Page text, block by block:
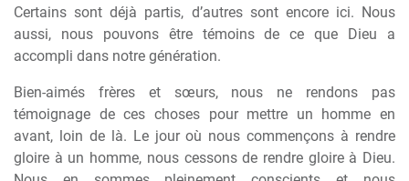
Certains sont déjà partis, d’autres sont encore ici. Nous
aussi, nous pouvons être témoins de ce que Dieu a
accompli dans notre génération.
Bien-aimés frères et sœurs, nous ne rendons pas
témoignage de ces choses pour mettre un homme en
avant, loin de là. Le jour où nous commençons à rendre
gloire à un homme, nous cessons de rendre gloire à Dieu.